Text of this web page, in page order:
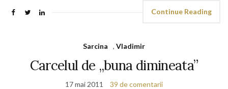
Continue Reading
Sarcina , Vladimir
Carcelul de „buna dimineata”
17 mai 2011 39 de comentarii